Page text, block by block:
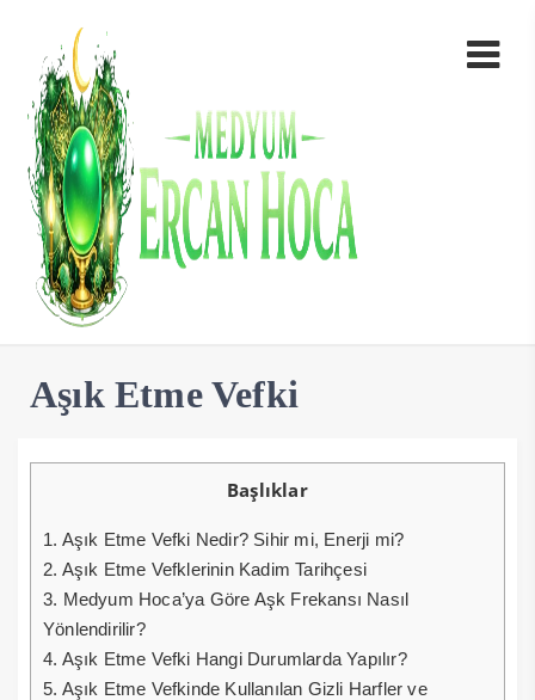
Aşık Etme Vefki
Başlıklar
1. Aşık Etme Vefki Nedir? Sihir mi, Enerji mi?
2. Aşık Etme Vefklerinin Kadim Tarihçesi
3. Medyum Hoca’ya Göre Aşk Frekansı Nasıl
Yönlendirilir?
4. Aşık Etme Vefki Hangi Durumlarda Yapılır?
5. Aşık Etme Vefkinde Kullanılan Gizli Harfler ve